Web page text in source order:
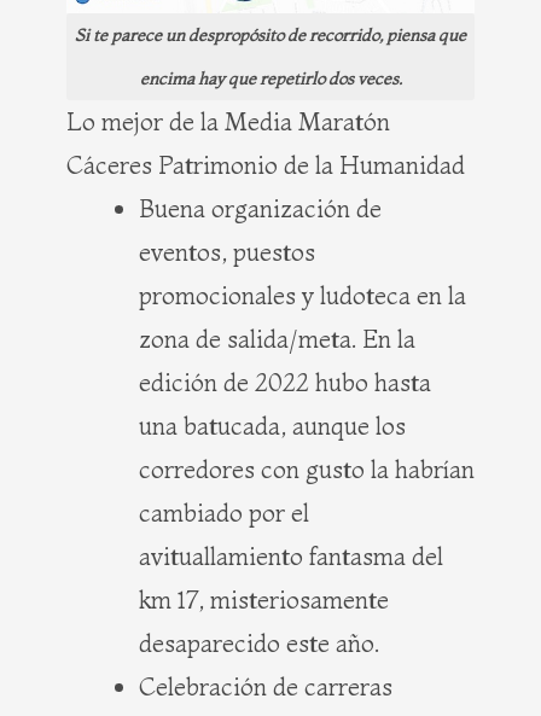
Si te parece un despropósito de recorrido, piensa que
encima hay que repetirlo dos veces.
Lo mejor de la Media Maratón
Cáceres Patrimonio de la Humanidad
Buena organización de
eventos, puestos
promocionales y ludoteca en la
zona de salida/meta. En la
edición de 2022 hubo hasta
una batucada, aunque los
corredores con gusto la habrían
cambiado por el
avituallamiento fantasma del
km 17, misteriosamente
desaparecido este año.
Celebración de carreras